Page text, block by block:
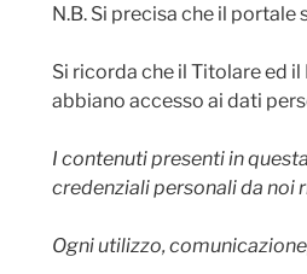
N.B. Si precisa che il
Si ricorda che il Titolare ed
abbiano accesso ai dati
I contenuti presenti in
credenziali personali da noi
Ogni utilizzo,